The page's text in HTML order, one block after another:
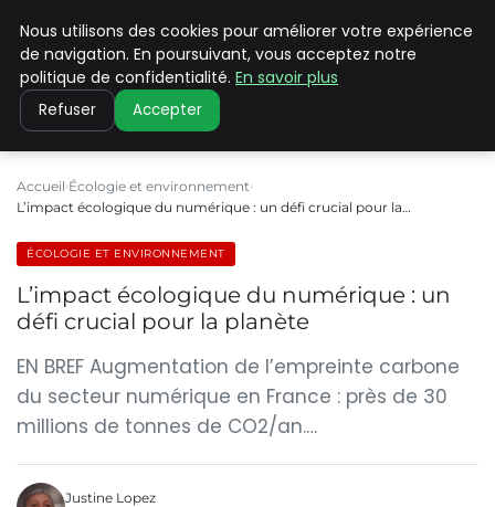
CLIMATE C ADVANCED
Accueil Écologie et environnement
L’impact écologique du numérique : un défi crucial pour la…
ÉCOLOGIE ET ENVIRONNEMENT
L’impact écologique du numérique : un
défi crucial pour la planète
EN BREF Augmentation de l’empreinte carbone
du secteur numérique en France : près de 30
millions de tonnes de CO2/an.…
Justine Lopez
Nous utilisons des cookies pour améliorer votre expérience
de navigation. En poursuivant, vous acceptez notre
politique de confidentialité. En savoir plus
Refuser Accepter